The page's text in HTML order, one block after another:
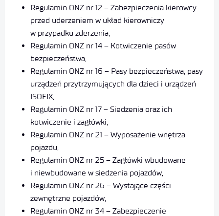
Regulamin ONZ nr 12 – Zabezpieczenia kierowcy
przed uderzeniem w układ kierowniczy
w przypadku zderzenia,
Regulamin ONZ nr 14 – Kotwiczenie pasów
bezpieczeństwa,
Regulamin ONZ nr 16 – Pasy bezpieczeństwa, pasy
urządzeń przytrzymujących dla dzieci i urządzeń
ISOFIX,
Regulamin ONZ nr 17 – Siedzenia oraz ich
kotwiczenie i zagłówki,
Regulamin ONZ nr 21 – Wyposażenie wnętrza
pojazdu,
Regulamin ONZ nr 25 – Zagłówki wbudowane
i niewbudowane w siedzenia pojazdów,
Regulamin ONZ nr 26 – Wystające części
zewnętrzne pojazdów,
Regulamin ONZ nr 34 – Zabezpieczenie